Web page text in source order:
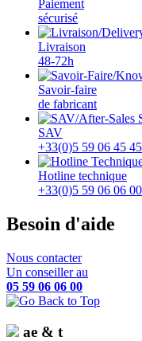
Paiement
sécurisé
Livraison
48-72h
Savoir-faire
de fabricant
SAV
+33(0)5 59 06 45 45
Hotline technique
+33(0)5 59 06 06 00
Besoin d'aide
Nous contacter
Un conseiller au
05 59 06 06 00
ae & t